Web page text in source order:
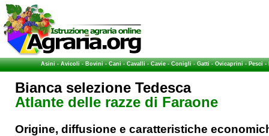
Asini-Avicoli-Bovini-Cani-Cavalli-Cavie-Conigli-Gatti-Ovicaprini-Pesci-
Bianca selezione Tedesca
Atlante delle razze di Faraone
Origine, diffusione e caratteristiche